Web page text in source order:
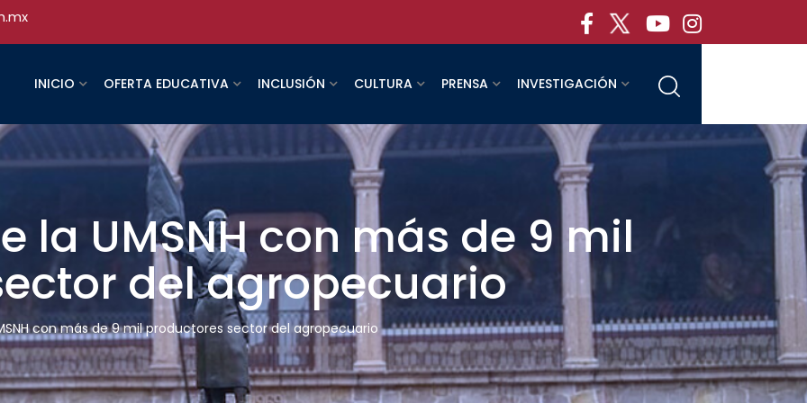
INICIO OFERTA EDUCATIVA INCLUSIÓN CULTURA PRENSA INVESTIGACIÓN
la UMSNH con más de 9 mil
del agropecuario
con más de 9 mil productores sector del agropecuario